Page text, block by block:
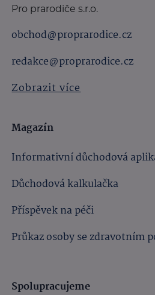
Pro prarodiče s.r.o.
obchod@proprarodice.cz
redakce@proprarodice.cz
Zobrazit více
Magazín
Informativní důchodová
Důchodová kalkulačka
Příspěvek na péči
Průkaz osoby se zdravotním
Spolupracujeme